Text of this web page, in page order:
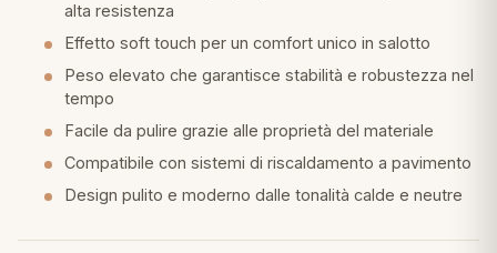
e Pigiami
alta resistenza
Effetto soft touch per un comfort unico in salotto
Peso elevato che garantisce stabilità e robustezza nel
tempo
Facile da pulire grazie alle proprietà del materiale
Compatibile con sistemi di riscaldamento a pavimento
Design pulito e moderno dalle tonalità calde e neutre